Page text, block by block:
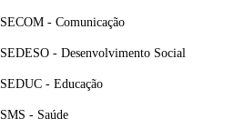
SECOM - Comunicação
SEDESO - Desenvolvimento Social
SEDUC - Educação
SMS - Saúde